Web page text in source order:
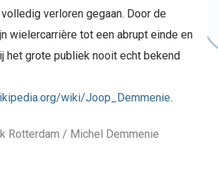
verloren gegaan. Door de
wielercarrière tot een abrupt einde en
het grote publiek nooit echt bekend
wiki/Joop_Demmenie.
Rotterdam / Michel Demmenie